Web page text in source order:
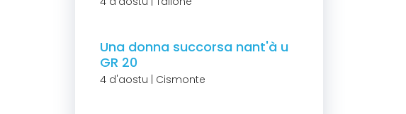
Una donna succorsa nant'à u
GR 20
4 d'aostu | Cismonte